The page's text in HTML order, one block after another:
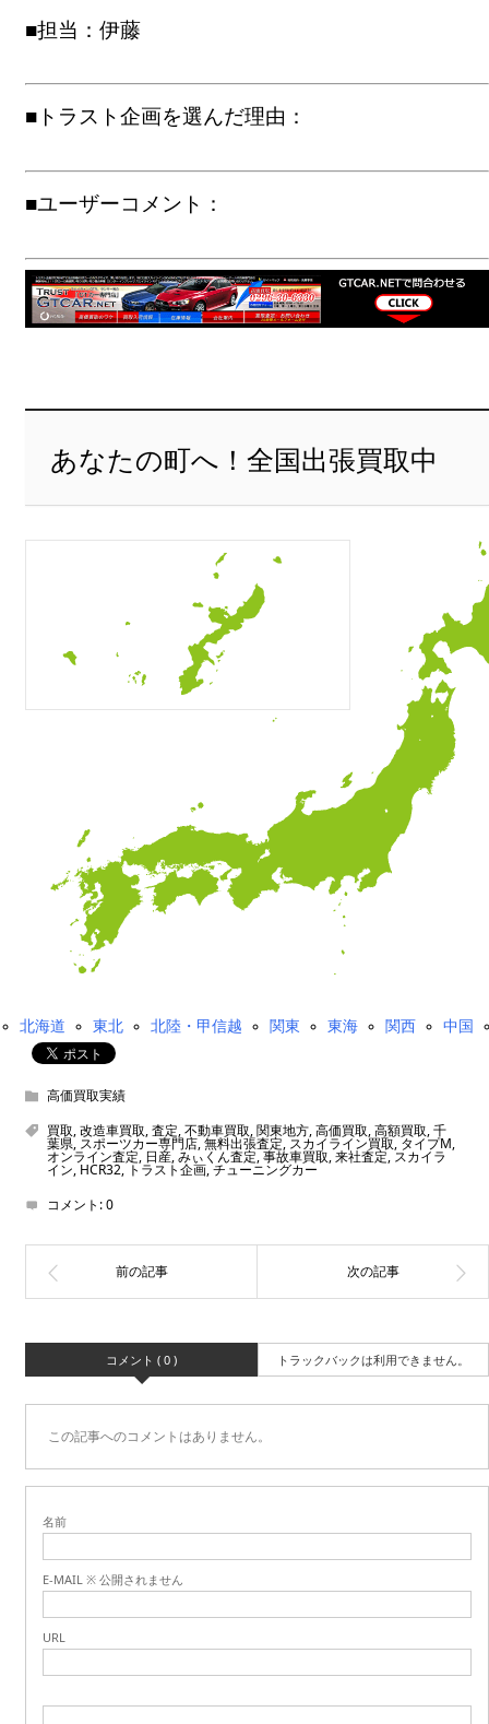
■担当：伊藤
■トラスト企画を選んだ理由：
■ユーザーコメント：
あなたの町へ！全国出張買取中
北海道 東北 北陸・甲信越 関東 東海 関西 中国
高価買取実績
買取,改造車買取,査定,不動車買取,関東地方,高価買取,高額買取,千
葉県, スポーツカー専門店,無料出張査定,スカイライン買取,タイプM,
オンライン査定, 日産,みぃくん査定,事故車買取,来社査定,スカイラ
イン,HCR32, トラスト企画,チューニングカー
コメント:0
コメント ( 0 ) トラックバックは利用できません。
この記事へのコメントはありません。
名前
E-MAIL ※ 公開されません
URL